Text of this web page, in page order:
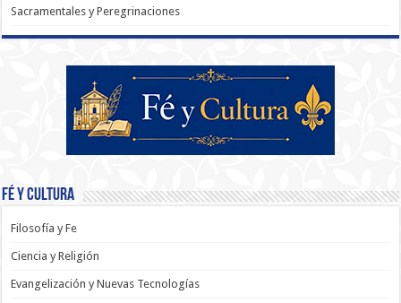
Sacramentales y Peregrinaciones
Fé y Cultura
Filosofía y Fe
Ciencia y Religión
Evangelización y Nuevas Tecnologías